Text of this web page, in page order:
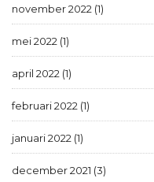
november 2022 (1)
mei 2022 (1)
april 2022 (1)
februari 2022 (1)
januari 2022 (1)
december 2021 (3)